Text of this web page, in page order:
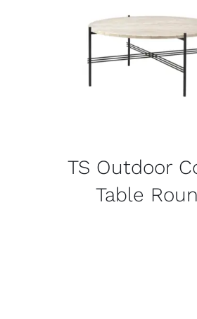
TS Outdoor
Table